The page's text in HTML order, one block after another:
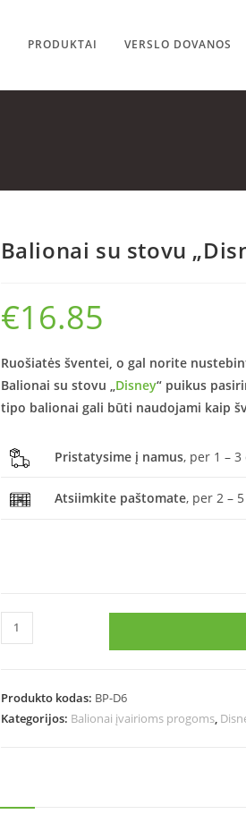
PRODUKTAI VERSLO DOVANOS
Balionai su stovu
€16.85
Ruošiatės šventei, o gal norite
Balionai su stovu „Disney“ puikus
tipo balionai gali būti naudojami kaip
Pristatysime į namus, per 1 –
Atsiimkite paštomate, per 2 –
Produkto kodas: BP-D6
Kategorijos: Balionai įvairioms progoms,